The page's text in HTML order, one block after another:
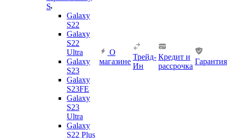
S
Galaxy
S22
Galaxy
S22
Ultra
Galaxy
S23
Galaxy
S23FE
Galaxy
S23
Ultra
Galaxy
S22 Plus
О
магазине
Трейд-
Ин
Кредит и
рассрочка
Гарантия